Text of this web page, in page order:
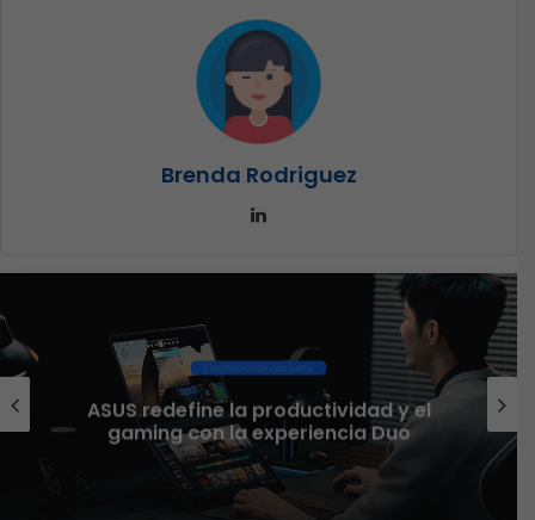
Brenda Rodriguez
Ciberseguridad
El 73% de las empresas en LATAM
aseguran que el phishing sigue
funcionando